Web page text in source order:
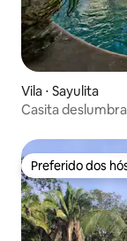
Vila ⋅ Sayulita
Casita
Preferido dos
Preferido dos